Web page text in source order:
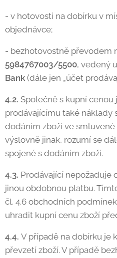
- v hotovosti na dobírku v
objednávce;
- bezhotovostně převodem
5984767003/5500, vedený
Bank (dále jen „účet
4.2. Společně s kupní
prodávajícímu také náklady
dodáním zboží ve
výslovně jinak, rozumí se
spojené s dodáním zboží.
4.3. Prodávající nepožaduje
jinou obdobnou platbu.
čl. 4.6 obchodních
uhradit kupní cenu zboží
4.4. V případě na dobírku je
převzetí zboží. V případě